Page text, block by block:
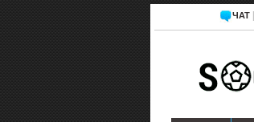
ЧАТ